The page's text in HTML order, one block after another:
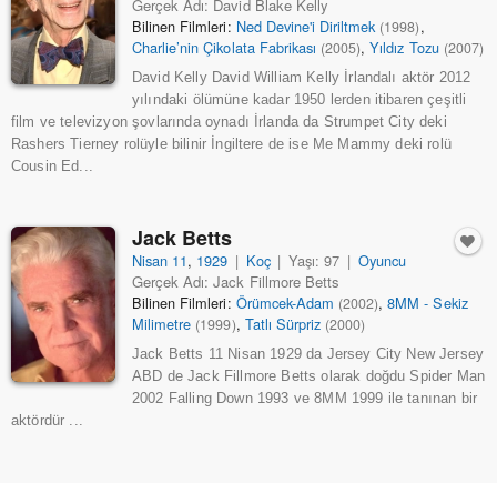
Gerçek Adı: David Blake Kelly
Bilinen Filmleri: Ned Devine'i Diriltmek (1998),
Charlie’nin Çikolata Fabrikası (2005),Yıldız Tozu (2007)
David Kelly David William Kelly İrlandalı aktör 2012
yılındaki ölümüne kadar 1950 lerden itibaren çeşitli
film ve televizyon şovlarında oynadı İrlanda da Strumpet City deki
Rashers Tierney rolüyle bilinir İngiltere de ise Me Mammy deki rolü
Cousin Ed...
Jack Betts
Nisan 11, 1929 | Koç | Yaşı: 97 | Oyuncu
Gerçek Adı: Jack Fillmore Betts
Bilinen Filmleri: Örümcek-Adam (2002),8MM - Sekiz
Milimetre (1999), Tatlı Sürpriz (2000)
Jack Betts 11 Nisan 1929 da Jersey City New Jersey
ABD de Jack Fillmore Betts olarak doğdu Spider Man
2002 Falling Down 1993 ve 8MM 1999 ile tanınan bir
aktördür ...